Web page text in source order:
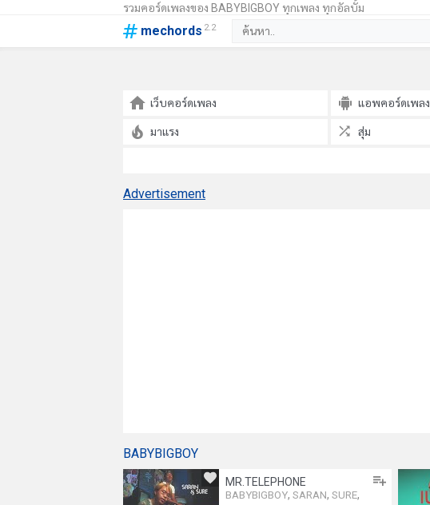
รวมคอร์ดเพลงของ BABYBIGBOY ทุกเพลง ทุกอัลบั้ม
mechords 2.2
เว็บคอร์ดเพลง แอพคอร์ดเพลง
มาแรง สุ่ม
Advertisement
BABYBIGBOY
MR.TELEPHONE
BABYBIGBOY, SARAN, SURE,